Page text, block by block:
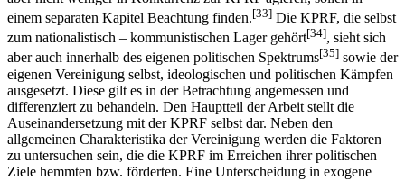
einem separaten Kapitel Beachtung finden.[33] Die KPRF, die selbst
zum nationalistisch – kommunistischen Lager gehört[34], sieht sich
aber auch innerhalb des eigenen politischen Spektrums[35] sowie der
eigenen Vereinigung selbst, ideologischen und politischen Kämpfen
ausgesetzt. Diese gilt es in der Betrachtung angemessen und
differenziert zu behandeln. Den Hauptteil der Arbeit stellt die
Auseinandersetzung mit der KPRF selbst dar. Neben den
allgemeinen Charakteristika der Vereinigung werden die Faktoren
zu untersuchen sein, die die KPRF im Erreichen ihrer politischen
Ziele hemmten bzw. förderten. Eine Unterscheidung in exogene